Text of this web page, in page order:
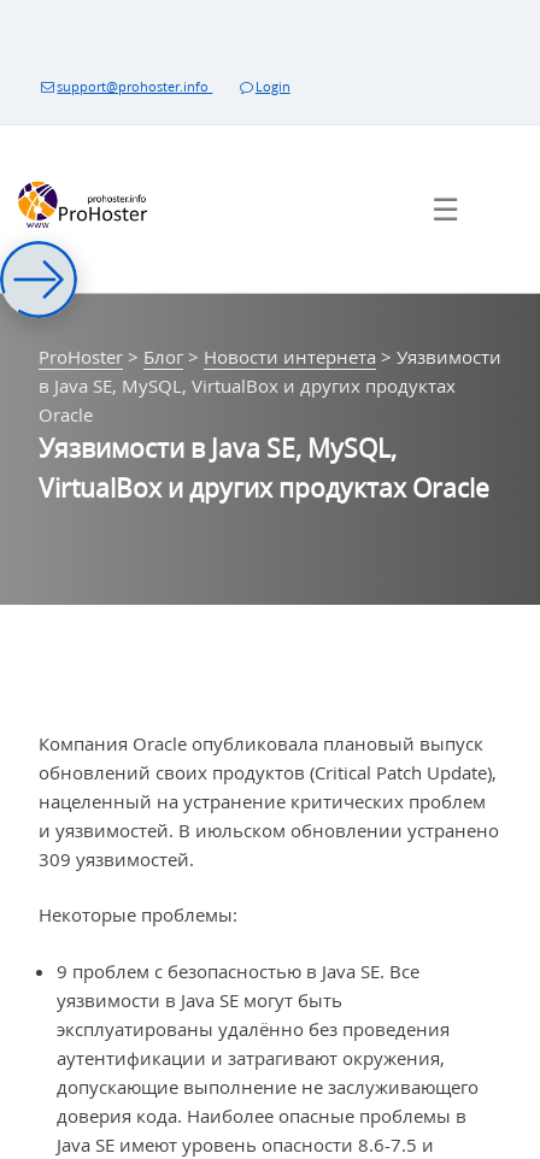
support@prohoster.info Login
☰
ProHoster > Блог > Новости интернета > Уязвимости
в Java SE, MySQL, VirtualBox и других продуктах
Oracle
Уязвимости в Java SE, MySQL,
VirtualBox и других продуктах Oracle
Компания Oracle опубликовала плановый выпуск
обновлений своих продуктов (Critical Patch Update),
нацеленный на устранение критических проблем
и уязвимостей. В июльском обновлении устранено
309 уязвимостей.
Некоторые проблемы:
9 проблем с безопасностью в Java SE. Все
уязвимости в Java SE могут быть
эксплуатированы удалённо без проведения
аутентификации и затрагивают окружения,
допускающие выполнение не заслуживающего
доверия кода. Наиболее опасные проблемы в
Java SE имеют уровень опасности 8.6-7.5 и